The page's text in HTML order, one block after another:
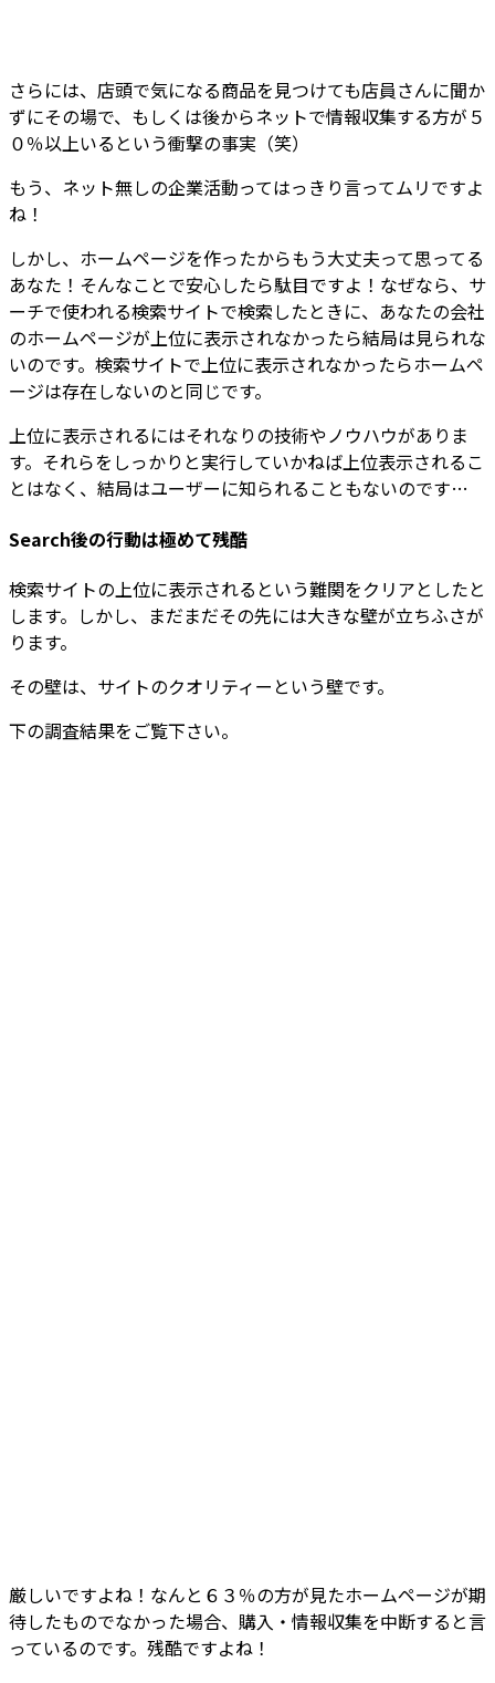
さらには、店頭で気になる商品を見つけても店員さんに聞か
ずにその場で、もしくは後からネットで情報収集する方が５
０％以上いるという衝撃の事実（笑）
もう、ネット無しの企業活動ってはっきり言ってムリですよ
ね！
しかし、ホームページを作ったからもう大丈夫って思ってる
あなた！そんなことで安心したら駄目ですよ！なぜなら、サ
ーチで使われる検索サイトで検索したときに、あなたの会社
のホームページが上位に表示されなかったら結局は見られな
いのです。検索サイトで上位に表示されなかったらホームペ
ージは存在しないのと同じです。
上位に表示されるにはそれなりの技術やノウハウがありま
す。それらをしっかりと実行していかねば上位表示されるこ
とはなく、結局はユーザーに知られることもないのです…
Search後の行動は極めて残酷
検索サイトの上位に表示されるという難関をクリアとしたと
します。しかし、まだまだその先には大きな壁が立ちふさが
ります。
その壁は、サイトのクオリティーという壁です。
下の調査結果をご覧下さい。
厳しいですよね！なんと６３％の方が見たホームページが期
待したものでなかった場合、購入・情報収集を中断すると言
っているのです。残酷ですよね！